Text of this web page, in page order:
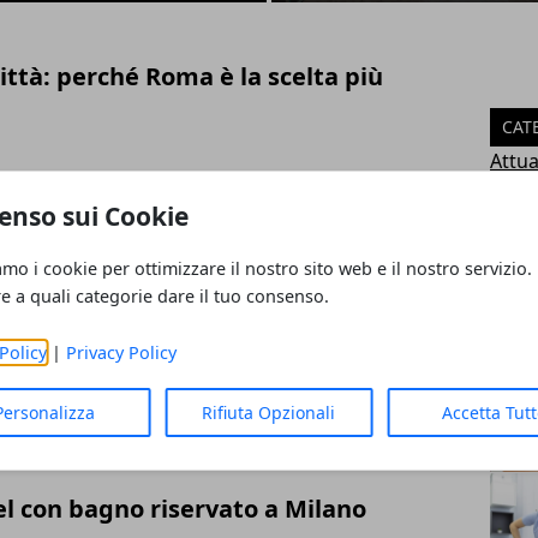
sui Cookie
i cookie per ottimizzare il nostro sito web e il nostro servizio.
a quali categorie dare il tuo consenso.
| Privacy Policy
Rifiuta Opzionali Accetta
perché Roma è la scelta più
i luoghi da non perdere
e benzina: i 2 migliori tool online
con bagno riservato a Milano